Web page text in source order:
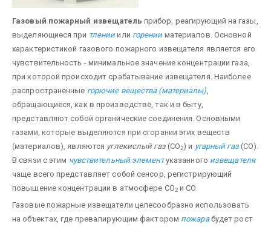
Газовый пожарный извещатель прибор, реагирующий на газы,
выделяющиеся при тленииили горенииматериалов. Основной
характеристикой газового пожарного извещателя является его
чувствительность - минимальное значение концентрации газа,
при которой происходит срабатывание извещателя. Наиболее
распространённые горючие вещества (материалы)
обращающиеся, как в производстве, так и в быту,
представляют собой органические соединения. Основными
газами, которые выделяются при сгорании этих веществ
(материалов), являются углекислый газ(СО2) и угарный газ(СО).
В связи с этим чувствительный элементуказанного извещателя
чаще всего представляет собой сенсор, регистрирующий
повышение концентрации в атмосфере СО2и СО.
Газовые пожарные извещатели целесообразно использовать
на объектах, где превалирующим фактором пожарабудет рост